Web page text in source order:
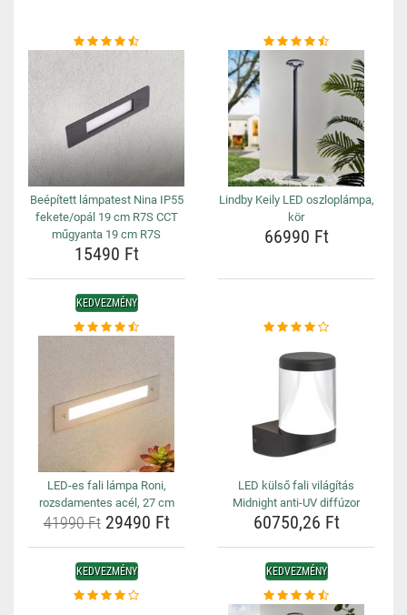
Beépített lámpatest Nina IP55
fekete/opál 19 cm R7S CCT
műgyanta 19 cm R7S
15490 Ft
Lindby Keily LED oszloplámpa,
kör
66990 Ft
KEDVEZMÉNY
LED-es fali lámpa Roni,
rozsdamentes acél, 27 cm
41990 Ft29490 Ft
LED külső fali világítás
Midnight anti-UV diffúzor
60750,26 Ft
KEDVEZMÉNY KEDVEZMÉNY